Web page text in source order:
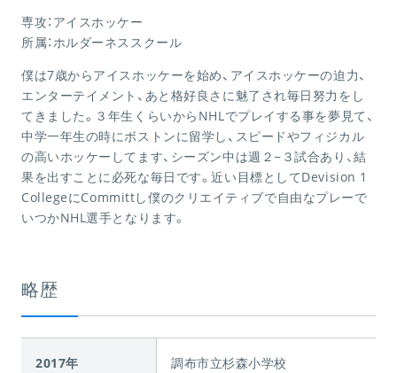
専攻：アイスホッケー
所属：ホルダーネススクール
僕は7歳からアイスホッケーを始め、アイスホッケーの迫力、
エンターテイメント、あと格好良さに魅了され毎日努力をし
てきました。３年生くらいからNHLでプレイする事を夢見て、
中学一年生の時にボストンに留学し、スピードやフィジカル
の高いホッケーしてます、シーズン中は週２−３試合あり、結
果を出すことに必死な毎日です。近い目標としてDevision 1
CollegeにCommittし僕のクリエイティブで自由なプレーで
いつかNHL選手となります。
略歴
2017年 調布市立杉森小学校